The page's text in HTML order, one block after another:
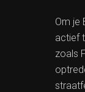
Om je
actief
zoals